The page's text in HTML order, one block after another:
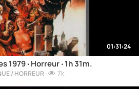
01:31:24
1979 ‧ Horreur ‧ 1h 31m.
/ HORREUR 7k